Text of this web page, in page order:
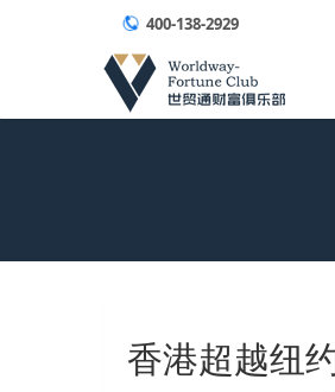
400-138-2929
香港超越纽